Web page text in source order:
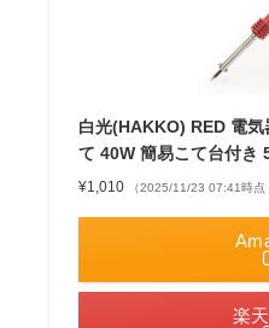
白光(HAKKO) RED 電気
て 40W 簡易こて台付き
¥1,010 （2025/11/23 07:41時点
楽